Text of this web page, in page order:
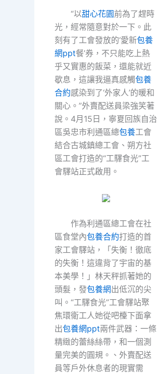
“以甜心花園前為了趕時
光，經常隨意對於一下。此
刻有了工會發放的‘愛新包養
網ppt餐’券，不只能吃上熱
乎又實惠的飯菜，還能就近
歇息，這讓我逼真感觸包養
合約感染到了‘外家人’的暖和
關心。”外賣配送員梁強笑著
說。4月15日，寧夏回族自治
區吳忠市利通區總包養工會
結合古城鎮總工會、朔方社
區工會打造的“工驛食光”工
會驛站正式啟用。
作為利通區總工會在社
區食堂內包養合約打造的首
家工會驛站，「失衡！徹底
的失衡！這違背了宇宙的基
本美學！」林天秤抓著她的
頭髮，發包養網出低沉的尖
叫。“工驛食光”工會驛站聚
焦環衛工人她從吧檯下面拿
出包養網ppt兩件武器：一條
精緻的蕾絲絲帶，和一個測
量完美的圓規。、外賣配送
員等戶外休息者的現實需